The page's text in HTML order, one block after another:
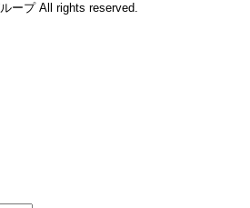
ープ All rights reserved.